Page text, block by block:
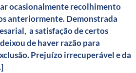
ocasionalmente recolhimento
anteriormente. Demonstrada
a satisfação de certos
de haver razão para
Prejuízo irrecuperável e da